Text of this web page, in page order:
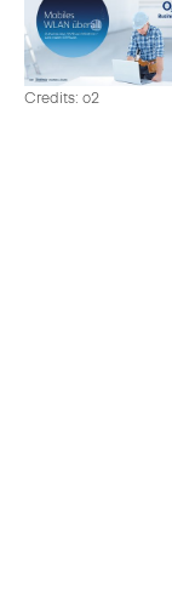
Credits: o2